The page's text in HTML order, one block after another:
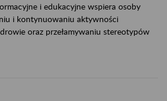
i edukacyjne wspiera osoby
i kontynuowaniu aktywności
oraz przełamywaniu stereotypów